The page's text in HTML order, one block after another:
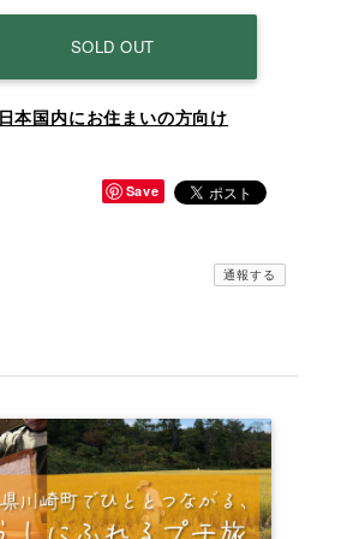
SOLD OUT
日本国内にお住まいの方向け
Save
通報する